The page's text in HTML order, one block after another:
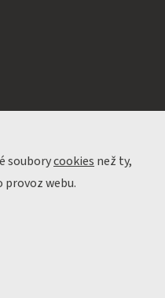
souborycookies než ty,
webu.